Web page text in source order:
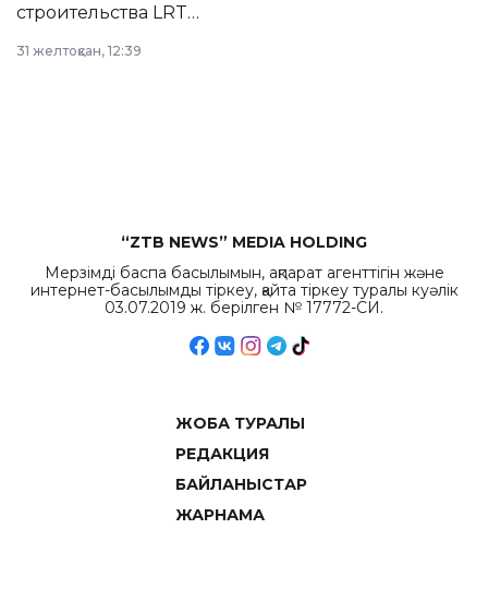
строительства LRT
республиканского
31 желтоқсан, 12:39
“ZTB NEWS” MEDIA HOLDING
Мерзімді баспа басылымын, ақпарат агенттігін және
интернет-басылымды тіркеу, қайта тіркеу туралы куәлік
03.07.2019 ж. берілген № 17772-СИ.
ЖОБА ТУРАЛЫ
РЕДАКЦИЯ
БАЙЛАНЫСТАР
ЖАРНАМА